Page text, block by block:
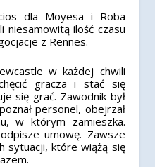
dla Moyesa i Roba
niesamowitą ilość czasu
z Rennes.
w każdej chwili
gracza i stać się
się grać. Zawodnik był
personel, obejrzał
w którym zamieszka.
umowę. Zawsze
sytuacji, które wiążą się